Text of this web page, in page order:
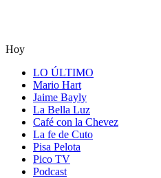
Hoy
LO ÚLTIMO
Mario Hart
Jaime Bayly
La Bella Luz
Café con la Chevez
La fe de Cuto
Pisa Pelota
Pico TV
Podcast